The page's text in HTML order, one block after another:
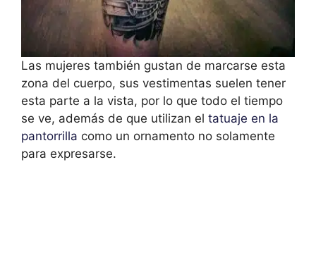
Las mujeres también gustan de marcarse esta
zona del cuerpo, sus vestimentas suelen tener
esta parte a la vista, por lo que todo el tiempo
se ve, además de que utilizan el tatuaje en la
pantorrilla como un ornamento no solamente
para expresarse.